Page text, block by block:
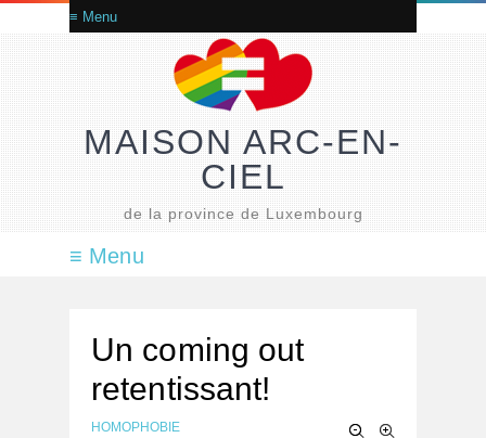
MAISON ARC-EN-
CIEL
de la province de Luxembourg
Un coming out
retentissant!
HOMOPHOBIE